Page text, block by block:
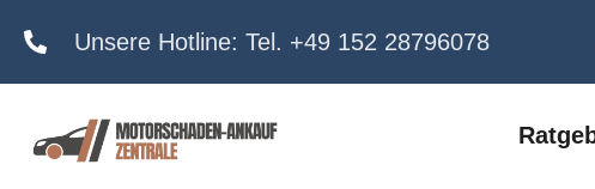
Unsere Hotline: Tel. +49 152 28796078